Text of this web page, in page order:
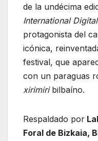
de la undécima
International
protagonista del
icónica,
festival, que
con un paraguas
xirimiribilbaíno.
Respaldado por
Foral de Bizkaia,